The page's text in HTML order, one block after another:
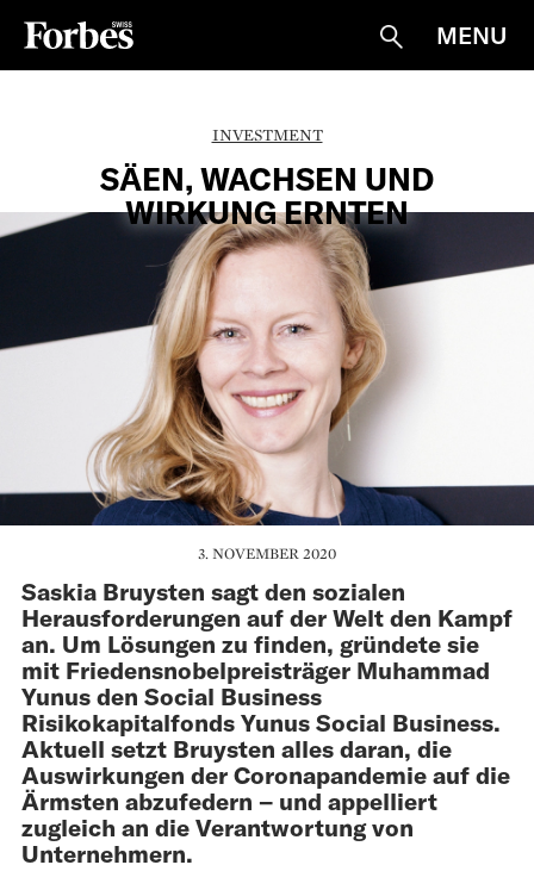
Suche
MENU
INVESTMENT
SÄEN, WACHSEN UND
WIRKUNG ERNTEN
3. NOVEMBER 2020
Saskia Bruysten sagt den sozialen
Herausforderungen auf der Welt den Kampf
an. Um Lösungen zu finden, gründete sie
mit Friedensnobelpreisträger Muhammad
Yunus den Social Business
Risikokapitalfonds Yunus Social Business.
Aktuell setzt Bruysten alles daran, die
Auswirkungen der Coronapandemie auf die
Ärmsten abzufedern – und appelliert
zugleich an die Verantwortung von
Unternehmern.